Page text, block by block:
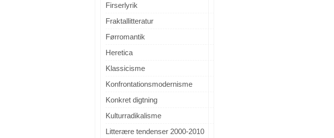
Firserlyrik
Fraktallitteratur
Førromantik
Heretica
Klassicisme
Konfrontationsmodernisme
Konkret digtning
Kulturradikalisme
Litterære tendenser 2000-2010